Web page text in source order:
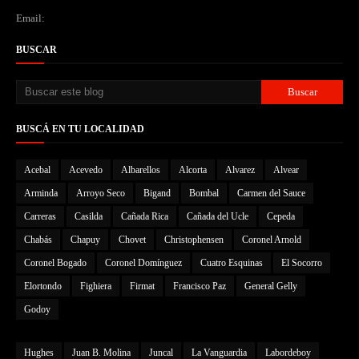
Email:
BUSCAR
BUSCÁ EN TU LOCALIDAD
Acebal Acevedo Albarellos Alcorta Alvarez Alvear
Arminda Arroyo Seco Bigand Bombal Carmen del Sauce
Carreras Casilda Cañada Rica Cañada del Ucle Cepeda
Chabás Chapuy Chovet Christophensen Coronel Arnold
Coronel Bogado Coronel Domínguez Cuatro Esquinas El Socorro
Elortondo Fighiera Firmat Francisco Paz General Gelly
Godoy
Hughes Juan B. Molina Juncal La Vanguardia Labordeboy